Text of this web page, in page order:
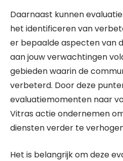
Daarnaast kunnen
het identificeren van
er bepaalde aspecten van
aan jouw verwachtingen
gebieden waarin de
verbeterd. Door deze
evaluatiemomenten naar
Vitras actie ondernemen
diensten verder te
Het is belangrijk om deze